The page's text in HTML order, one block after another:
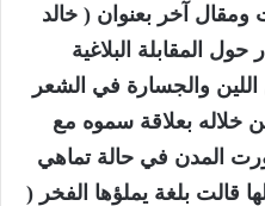
آخر بعنوان ( خالد
المقابلة البلاغية
اللين والجسارة في الشعر
خلاله بعلاقة سموه مع
المدن في حالة تماهي
قالت بلغة يملؤها الفخر (